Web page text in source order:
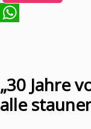
„30 Jahre
alle